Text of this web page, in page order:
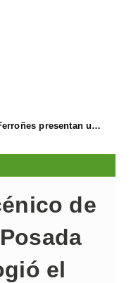
La Vega y Ferroñes presentan una completa programación para sus fiestas
de
el